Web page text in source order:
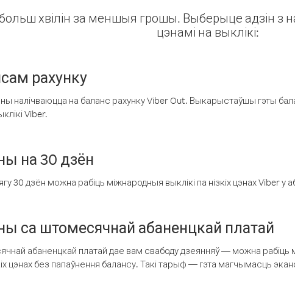
хвілін за меншыя грошы. Выберыце адзін з
цэнамі на выклікі:
рахунку
налічваюцца на баланс рахунку Viber Out. Выкарыстаўшы гэты
Viber.
на 30 дзён
30 дзён можна рабіць міжнародныя выклікі па нізкіх цэнах Viber у
са штомесячнай абаненцкай платай
абаненцкай платай дае вам свабоду дзеянняў — можна рабіць
цэнах без папаўнення балансу. Такі тарыф — гэта магчымасць